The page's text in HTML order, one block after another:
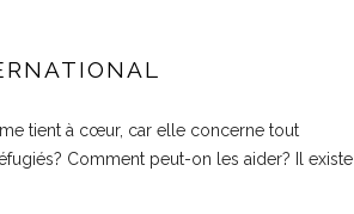
me tient à cœur, car elle concerne tout
Comment peut-on les aider? Il existe